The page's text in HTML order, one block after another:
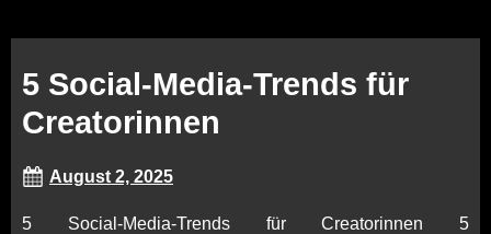
5 Social‑Media‑Trends für
Creatorinnen
August 2, 2025
5 Social‑Media‑Trends für Creatorinnen 5